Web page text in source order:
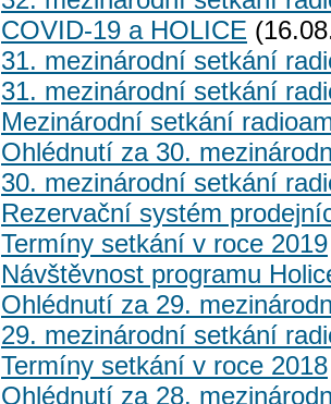
COVID-19 a HOLICE
31. mezinárodní setkání
31. mezinárodní setkání
Mezinárodní setkání
Ohlédnutí za 30.
30. mezinárodní setkání
Rezervační systém
Termíny setkání v roce 2019
Návštěvnost programu
Ohlédnutí za 29.
29. mezinárodní setkání
Termíny setkání v roce 2018
Ohlédnutí za 28.